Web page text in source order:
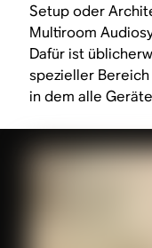
Setup oder
Multiroom
Dafür ist
spezieller
in dem alle